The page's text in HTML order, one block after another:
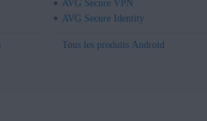
AVG Secure VPN
AVG Secure Identity
Tous les produits Android